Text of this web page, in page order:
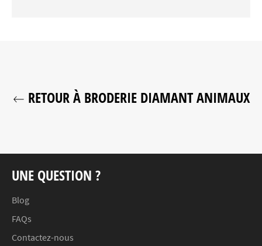
RETOUR À BRODERIE DIAMANT ANIMAUX
UNE QUESTION ?
Blog
FAQs
Contactez-nous